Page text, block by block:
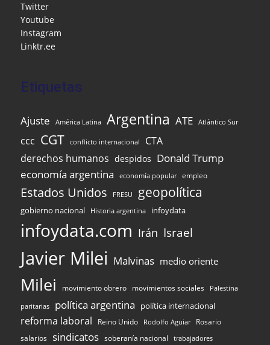
o
k
Twitter
Youtube
Instagram
Linktr.ee
Etiquetas
Ajuste América Latina Argentina ATE Atlántico Sur
ccc CGT conflicto internacional
CTA
derechos humanos despidos Donald Trump
economía argentina
economía popular empleo
Estados Unidos FRESU geopolítica
gobierno nacional Historia argentina infoydata
infoydata.com Irán Israel
Javier Milei Malvinas medio oriente
Milei movimiento obrero movimientos sociales Palestina
paritarias política argentina política internacional
reforma laboral Reino Unido Rodolfo Aguiar Rosario
salarios sindicatos soberanía nacional trabajadores